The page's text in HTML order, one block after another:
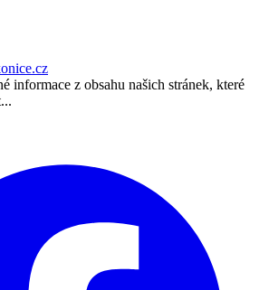
informace z obsahu našich stránek, které